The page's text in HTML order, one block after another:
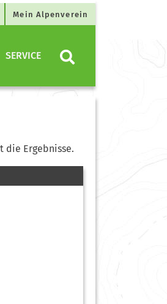
Mein Alpenverein
SERVICE
Ergebnisse.